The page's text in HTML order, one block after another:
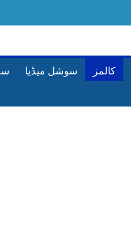
کالمز سوشل میڈیا